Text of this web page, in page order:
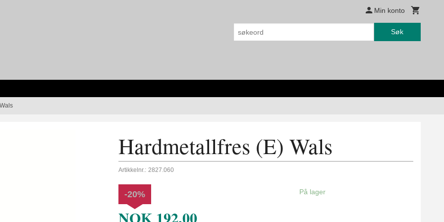
Min konto
Søk
Hardmetallfres (E) Wals
Artikkelnr.: 2827.060
-20% På lager